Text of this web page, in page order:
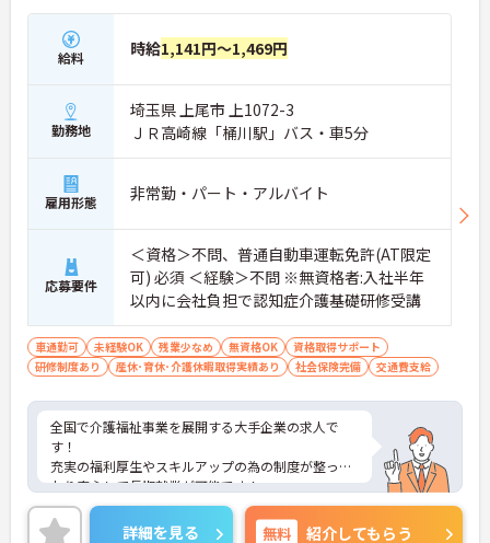
【独自の特別報酬制度により、確かな収入アップが
見込めます】
・賞与年2回に加え、施設運営への貢献やチームワ
ークを評価する特別報酬が支給される仕組みがあり
ます。
・目に見える形で日々の努力がしっかりと還元され
【自分らしいスタイルを大切にしながら、無理のな
いペースで働けます】
・清潔感と節度があれば髪色やネイルなどの制限が
ないため、ご自身の個性を尊重した働き方を叶えら
れます。
・月平均残業時間が少なく、年間17日のリフレッシ
ュ休暇も取得できる環境で、心身のゆとりを維持で
きます。
心感が得られます】
・勤務時間内で受講可能な資格取得サポートが整備
されているため、働きながら着実に認知症ケアの専
門性を磨けます。
・65歳の定年後も70歳まで勤務可能な再雇用制度が
設けられており、一つの職場で安定して長く活躍し
続けることが可能です。
給料 時給1,141円～1,469円
勤務地
埼玉県 上尾市 上1072-3
ＪＲ高崎線「桶川駅」バス・車5分
雇用形態 非常勤・パート・アルバイト
応募要件
＜資格＞不問、普通自動車運転免許(AT限定
可) 必須 ＜経験＞不問 ※無資格者:入社半年
以内に会社負担で認知症介護基礎研修受講
車通勤可 未経験OK 残業少なめ 無資格OK
資格取得サポート
研修制度あり
産休･育休･介護休暇取得実績あり 社会保険完備 交通費支給
全国で介護福祉事業を展開する大手企業の求人で
す！
充実の福利厚生やスキルアップの為の制度が整って
おり安心して長期就業が可能です！
ご興味ある方には、面接のポイントなど、さらに詳
細をお話致しますのでお気軽にご相談ください。
詳細を見る 無料 紹介してもらう